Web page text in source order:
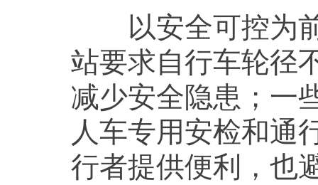
以安全可控为前
站要求自行车轮径
减少安全隐患；一
人车专用安检和通
行者提供便利，也